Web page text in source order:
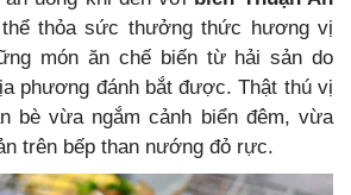
thỏa sức thưởng thức hương vị
món ăn chế biến từ hải sản do
phương đánh bắt được. Thật thú vị
bè vừa ngắm cảnh biển đêm, vừa
trên bếp than nướng đỏ rực.